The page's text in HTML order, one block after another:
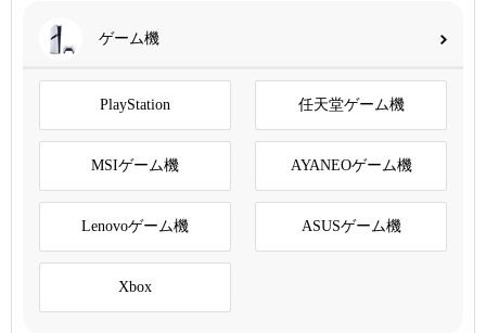
ゲーム機
PlayStation 任天堂ゲーム機
MSIゲーム機 AYANEOゲーム機
Lenovoゲーム機 ASUSゲーム機
Xbox